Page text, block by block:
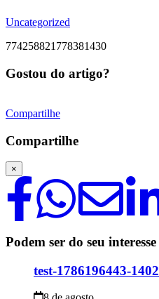
Uncategorized
774258821778381430
Gostou do artigo?
Compartilhe
Compartilhe
×
Podem ser do seu interesse
test-1786196443-1402